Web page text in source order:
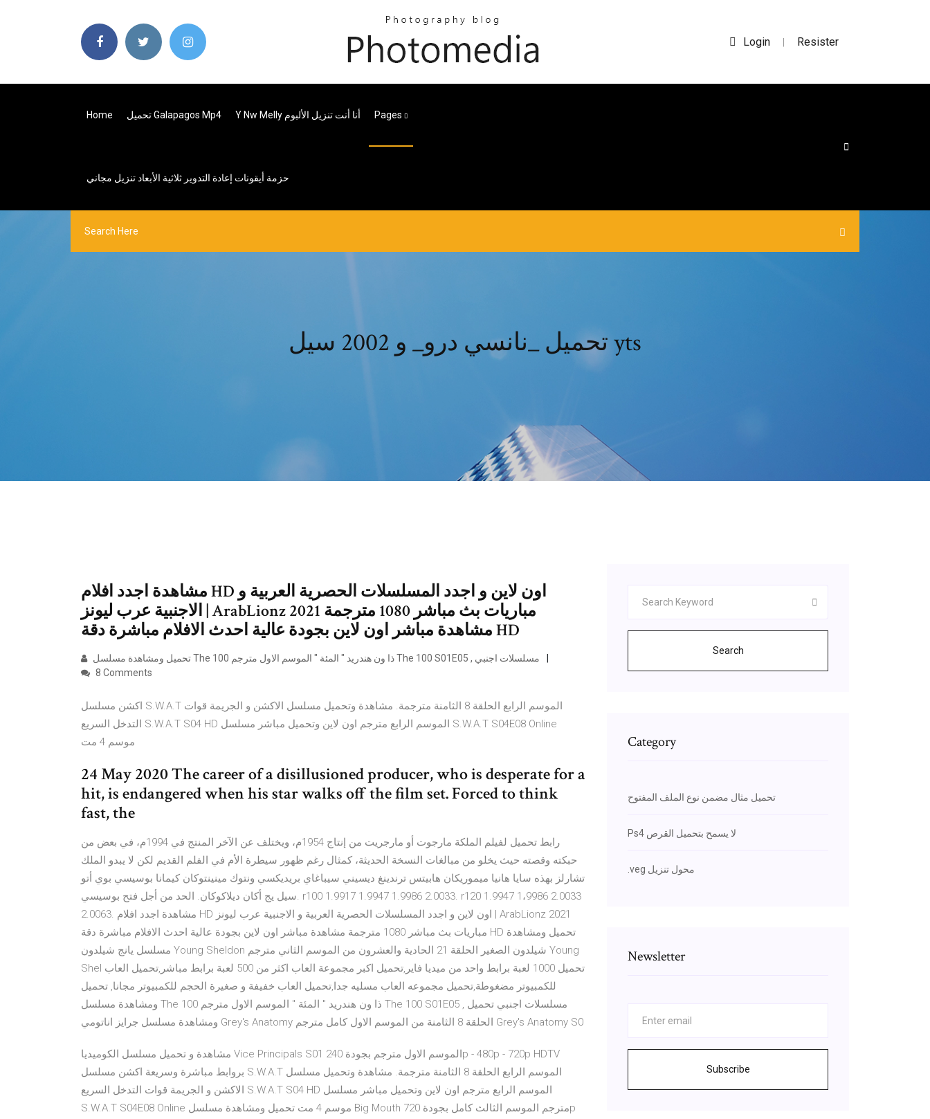
Login | Resister
Home تحميل Galapagos Mp4 Y Nw Melly أنا أنت تنزيل الألبوم Pages
حزمة أيقونات إعادة التدوير ثلاثية الأبعاد تنزيل مجاني
تحميل _نانسي درو_ و 2002 سيل yts
مشاهدة اجدد افلام HD اون لاين و اجدد المسلسلات الحصرية العربية و
الاجنبية عرب ليونز | ArabLionz 2021 مباريات بث مباشر 1080 مترجمة
مشاهدة مباشر اون لاين بجودة عالية احدث الافلام مباشرة دقة HD
تحميل ومشاهدة مسلسل The 100 ذا ون هندريد " المئة " الموسم الاول مترجم The 100 S01E05 , مسلسلات اجنبي
8 Comments
اكشن مسلسل S.W.A.T الموسم الرابع الحلقة 8 الثامنة مترجمة. مشاهدة وتحميل مسلسل الاكشن و الجريمة قوات
التدخل السريع S.W.A.T S04 HD الموسم الرابع مترجم اون لاين وتحميل مباشر مسلسل S.W.A.T S04E08 Online
موسم 4 مت
24 May 2020 The career of a disillusioned producer, who is desperate for a
hit, is endangered when his star walks off the film set. Forced to think
fast, the
رابط تحميل لفيلم الملكة مارجوت أو مارجريت من إنتاج 1954م، ويختلف عن الآخر المنتج في 1994م، في بعض من
حبكته وقصته حيث يخلو من مبالغات النسخة الحديثة، كمثال رغم ظهور سيطرة الأم في الفلم القديم لكن لا يبدو الملك
تشارلز بهذه سايا هانيا ميموريكان هابيتس ترندينغ ديسيني سيباغاي بريديكسي ونتوك مينينتوكان كيمانا بوسيسي بوي أتو
سيل يج أكان ديلاكوكان. الحد من أجل فتح بوسيسي. r100 1.9917 1.9947 1.9986 2.0033. r120 1.9947 1،9986 2.0033
2.0063. مشاهدة اجدد افلام HD اون لاين و اجدد المسلسلات الحصرية العربية و الاجنبية عرب ليونز | ArabLionz 2021
مباريات بث مباشر 1080 مترجمة مشاهدة مباشر اون لاين بجودة عالية احدث الافلام مباشرة دقة HD تحميل ومشاهدة
مسلسل يانج شيلدون Young Sheldon شيلدون الصغير الحلقة 21 الحادية والعشرون من الموسم الثاني مترجم Young
Shel تحميل 1000 لعبة برابط واحد من ميديا فاير,تحميل اكبر مجموعة العاب اكثر من 500 لعبة برابط مباشر,تحميل العاب
للكمبيوتر مضغوطة,تحميل مجموعه العاب مسليه جدا,تحميل العاب خفيفة و صغيرة الحجم للكمبيوتر مجانا, تحميل
ومشاهدة مسلسل The 100 ذا ون هندريد " المئة " الموسم الاول مترجم The 100 S01E05 , مسلسلات اجنبي تحميل
ومشاهدة مسلسل جرايز اناتومي Grey's Anatomy الحلقة 8 الثامنة من الموسم الاول كامل مترجم Grey's Anatomy S0
مشاهدة و تحميل مسلسل الكوميديا Vice Principals S01 الموسم الاول مترجم بجودة 240p - 480p - 720p HDTV
بروابط مباشرة وسريعة اكشن مسلسل S.W.A.T الموسم الرابع الحلقة 8 الثامنة مترجمة. مشاهدة وتحميل مسلسل
الاكشن و الجريمة قوات التدخل السريع S.W.A.T S04 HD الموسم الرابع مترجم اون لاين وتحميل مباشر مسلسل
S.W.A.T S04E08 Online موسم 4 مت تحميل ومشاهدة مسلسل Big Mouth مترجم الموسم الثالث كامل بجودة 720p
Search
Category
تحميل مثال مضمن نوع الملف المفتوح
Ps4 لا يسمح بتحميل القرص
.veg محول تنزيل
Newsletter
Subscribe